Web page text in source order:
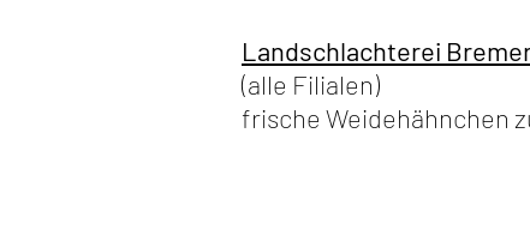
Landschlachterei
(alle Filialen)
frische Weidehähnchen